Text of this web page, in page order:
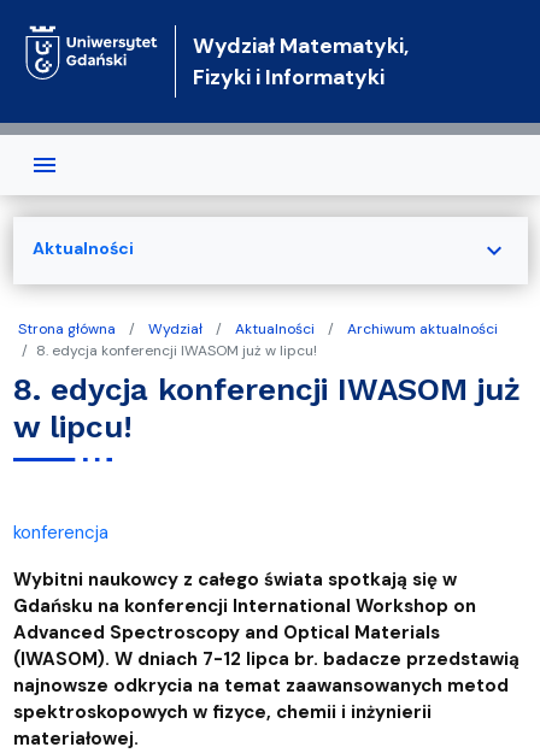
Wydział Matematyki,
Fizyki i Informatyki
Strona główna Wydział Aktualności
Archiwum aktualności
8. edycja konferencji IWASOM już w lipcu!
8. edycja konferencji IWASOM już
w lipcu!
konferencja
Wybitni naukowcy z całego świata spotkają się w
Gdańsku na konferencji International Workshop on
Advanced Spectroscopy and Optical Materials
(IWASOM). W dniach 7-12 lipca br. badacze przedstawią
najnowsze odkrycia na temat zaawansowanych metod
spektroskopowych w fizyce, chemii i inżynierii
materiałowej.
Aktualności expand_more